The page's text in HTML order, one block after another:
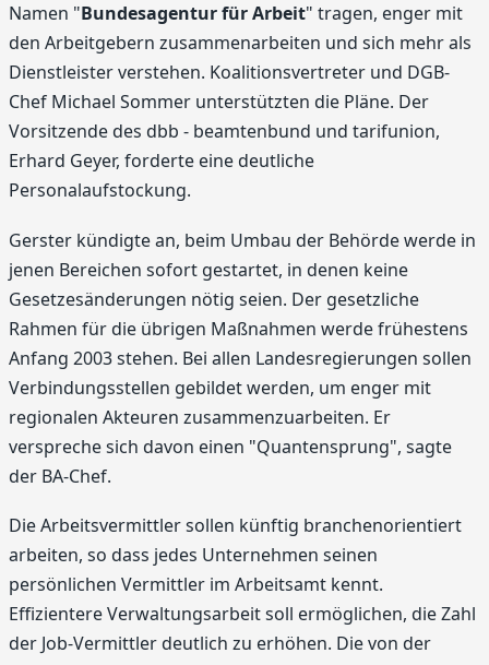
Namen "Bundesagentur für Arbeit" tragen, enger mit
den Arbeitgebern zusammenarbeiten und sich mehr als
Dienstleister verstehen. Koalitionsvertreter und DGB-
Chef Michael Sommer unterstützten die Pläne. Der
Vorsitzende des dbb - beamtenbund und tarifunion,
Erhard Geyer, forderte eine deutliche
Personalaufstockung.
Gerster kündigte an, beim Umbau der Behörde werde in
jenen Bereichen sofort gestartet, in denen keine
Gesetzesänderungen nötig seien. Der gesetzliche
Rahmen für die übrigen Maßnahmen werde frühestens
Anfang 2003 stehen. Bei allen Landesregierungen sollen
Verbindungsstellen gebildet werden, um enger mit
regionalen Akteuren zusammenzuarbeiten. Er
verspreche sich davon einen "Quantensprung", sagte
der BA-Chef.
Die Arbeitsvermittler sollen künftig branchenorientiert
arbeiten, so dass jedes Unternehmen seinen
persönlichen Vermittler im Arbeitsamt kennt.
Effizientere Verwaltungsarbeit soll ermöglichen, die Zahl
der Job-Vermittler deutlich zu erhöhen. Die von der